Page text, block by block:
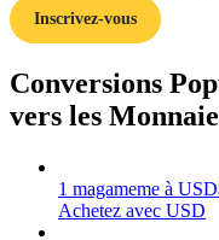
Apprenez à rester
Gagner
Inscrivez-vous
Conversions
vers les
1 magameme à USD
Achetez avec USD